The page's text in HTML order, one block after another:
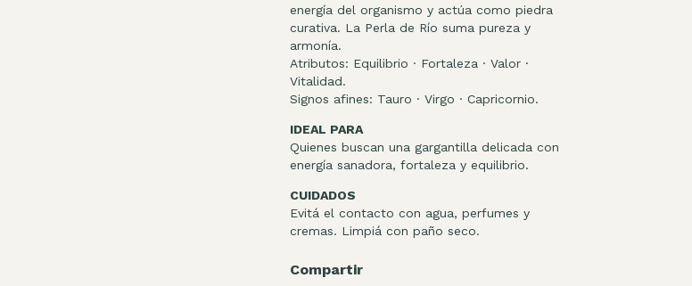
energía del organismo y actúa como piedra
curativa. La Perla de Río suma pureza y
armonía.
Atributos: Equilibrio · Fortaleza · Valor ·
Vitalidad.
Signos afines: Tauro · Virgo · Capricornio.
IDEAL PARA
Quienes buscan una gargantilla delicada con
energía sanadora, fortaleza y equilibrio.
CUIDADOS
Evitá el contacto con agua, perfumes y
cremas. Limpiá con paño seco.
Compartir